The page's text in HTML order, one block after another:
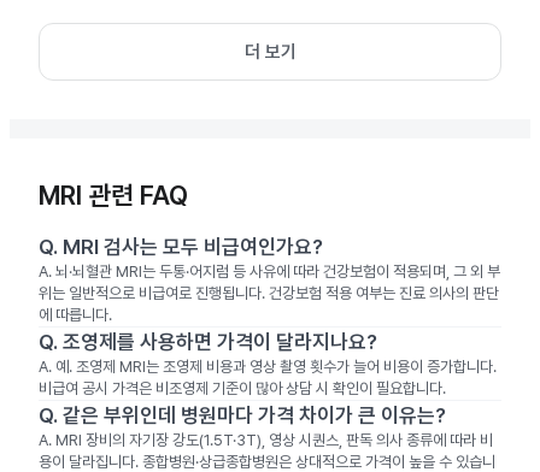
더 보기
MRI 관련 FAQ
Q. MRI 검사는 모두 비급여인가요?
A. 뇌·뇌혈관 MRI는 두통·어지럼 등 사유에 따라 건강보험이 적용되며, 그 외 부
위는 일반적으로 비급여로 진행됩니다. 건강보험 적용 여부는 진료 의사의 판단
에 따릅니다.
Q. 조영제를 사용하면 가격이 달라지나요?
A. 예. 조영제 MRI는 조영제 비용과 영상 촬영 횟수가 늘어 비용이 증가합니다.
비급여 공시 가격은 비조영제 기준이 많아 상담 시 확인이 필요합니다.
Q. 같은 부위인데 병원마다 가격 차이가 큰 이유는?
A. MRI 장비의 자기장 강도(1.5T·3T), 영상 시퀀스, 판독 의사 종류에 따라 비
용이 달라집니다. 종합병원·상급종합병원은 상대적으로 가격이 높을 수 있습니